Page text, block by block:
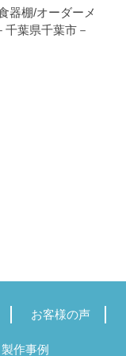
器棚/オーダーメ
葉県千葉市－
お客様の声
製作事例